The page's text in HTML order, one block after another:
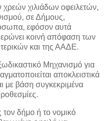
χιλιάδων οφειλετών,
σε Δήμους,
εφόσον αυτά
κοινή απόφαση των
και της ΑΑΔΕ.
Μηχανισμό για
αποκλειστικά
με βάση συγκεκριμένα
δήμο ή το νομικό